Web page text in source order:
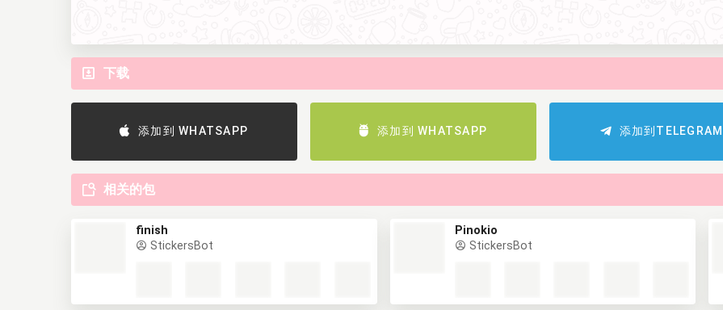
下载
添加到 WHATSAPP 添加到 WHATSAPP 添加到TELEGRAM
相关的包
finish
StickersBot
Pinokio
StickersBot